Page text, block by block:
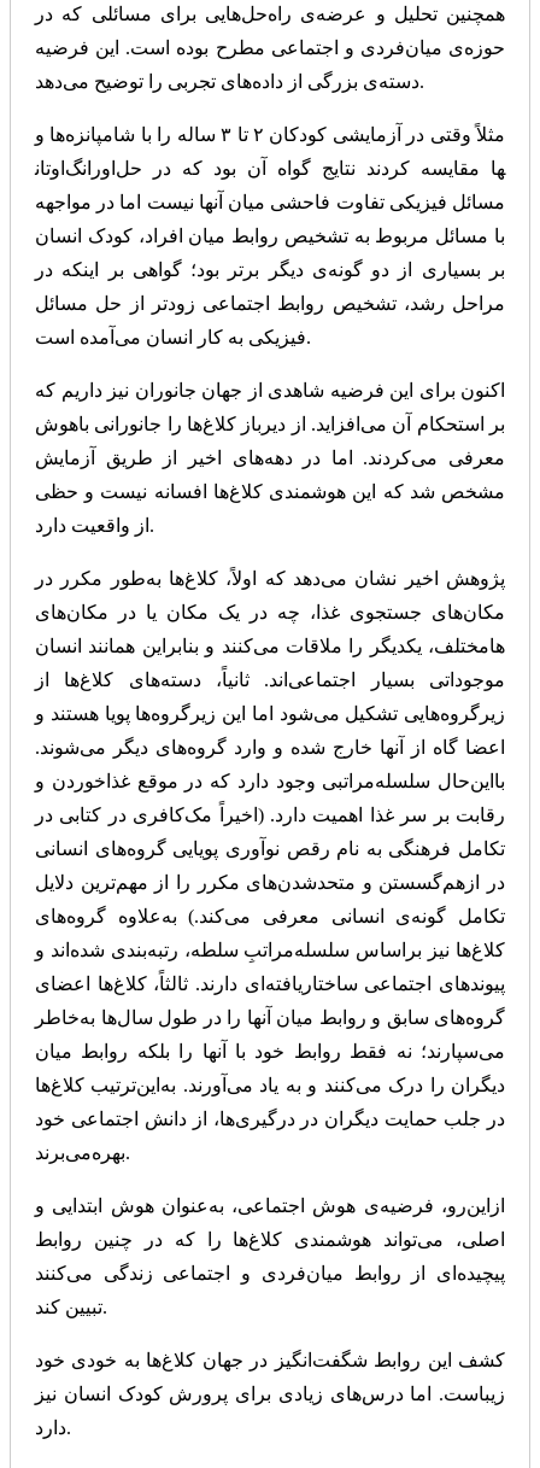
همچنین تحلیل و عرضه‌ی راه‌حل‌هایی برای مسائلی که در
حوزه‌ی میان‌فردی و اجتماعی مطرح بوده است. این فرضیه
دسته‌ی بزرگی از داده‌های تجربی را توضیح می‌دهد.
مثلاً وقتی در آزمایشی کودکان ۲ تا ۳ ساله را با شامپانزه‌ها و
اورانگ‌اوتان‎ها مقایسه کردند نتایج گواه آن بود که در حل
مسائل فیزیکی تفاوت فاحشی میان آنها نیست اما در مواجهه
با مسائل مربوط به تشخیص روابط میان افراد، کودک انسان
بر بسیاری از دو گونه‌ی دیگر برتر بود؛ گواهی بر اینکه در
مراحل رشد، تشخیص روابط اجتماعی زودتر از حل مسائل
فیزیکی به کار انسان می‌آمده است.
اکنون برای این فرضیه شاهدی از جهان جانوران نیز داریم که
بر استحکام آن می‌افزاید. از دیرباز کلاغ‌ها را جانورانی باهوش
معرفی می‌کردند. اما در دهه‌های اخیر از طریق آزمایش
مشخص شد که این هوشمندی کلاغ‌ها افسانه نیست و حظی
از واقعیت دارد.
پژوهش اخیر نشان می‌دهد که اولاً، کلاغ‌ها به‌طور مکرر در
مکان‌های جستجوی غذا، چه در یک مکان یا در مکان‌های
مختلف، یکدیگر را ملاقات می‌کنند و بنابراین همانند انسان‎‌ها
موجوداتی بسیار اجتماعی‌اند. ثانیاً، دسته‌های کلاغ‌ها از
زیرگروه‌هایی تشکیل می‌شود اما این زیرگروه‌ها پویا هستند و
اعضا گاه از آنها خارج شده و وارد گروه‌های دیگر می‌شوند.
بااین‌حال سلسله‌مراتبی وجود دارد که در موقع غذاخوردن و
رقابت بر سر غذا اهمیت دارد. (اخیراً مک‌کافری در کتابی در
تکامل فرهنگی به نام رقص نوآوری پویایی گروه‌های انسانی
در از‌هم‌گسستن و متحد‌شدن‌های مکرر را از مهم‌ترین دلایل
تکامل گونه‌ی انسانی معرفی می‌کند.) به‌علاوه گروه‌های
کلاغ‌ها نیز براساس سلسله‌مراتبِ سلطه، رتبه‌بندی شده‌اند و
پیوندهای اجتماعی ساختاریافته‌‌ای‌ دارند. ثالثاً، کلاغ‌ها اعضای
گروه‌های سابق و روابط میان آنها را در طول سال‌ها به‌خاطر
می‌سپارند؛ نه فقط روابط خود با آنها را بلکه روابط میان
دیگران را درک می‌کنند و به یاد می‌آورند. به‌این‌ترتیب کلاغ‌ها
در جلب حمایت دیگران در درگیری‌ها، از دانش اجتماعی خود
بهره‌می‌برند.
ازاین‌رو، فرضیه‌ی هوش اجتماعی، به‌عنوان هوش ابتدایی و
اصلی، می‌تواند هوشمندی کلاغ‌ها را که در چنین روابط
پیچیده‌ای از روابط میان‌فردی و اجتماعی زندگی می‌کنند
تبیین کند.
کشف این روابط شگفت‌انگیز در جهان کلاغ‌ها به خودی خود
زیباست. اما درس‌های زیادی برای پرورش کودک انسان نیز
دارد.